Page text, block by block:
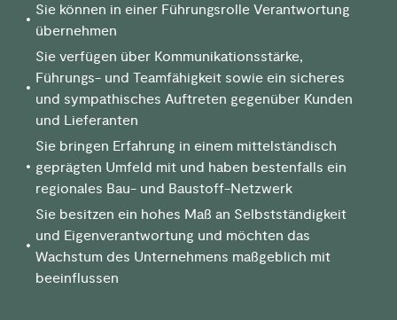
Sie können in einer Führungsrolle Verantwortung
übernehmen
Sie verfügen über Kommunikationsstärke,
Führungs- und Teamfähigkeit sowie ein sicheres
und sympathisches Auftreten gegenüber Kunden
und Lieferanten
Sie bringen Erfahrung in einem mittelständisch
geprägten Umfeld mit und haben bestenfalls ein
regionales Bau- und Baustoff-Netzwerk
Sie besitzen ein hohes Maß an Selbstständigkeit
und Eigenverantwortung und möchten das
Wachstum des Unternehmens maßgeblich mit
beeinflussen